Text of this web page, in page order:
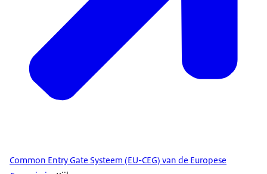
Common Entry Gate Systeem (EU-CEG) van de Europese